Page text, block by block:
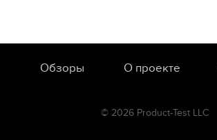
Обзоры О проекте
© 2026 Product-Test LLC